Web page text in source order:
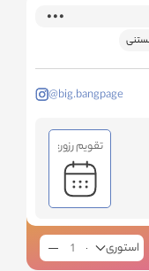
@big.bangpage
تقویم رزور:
استوری